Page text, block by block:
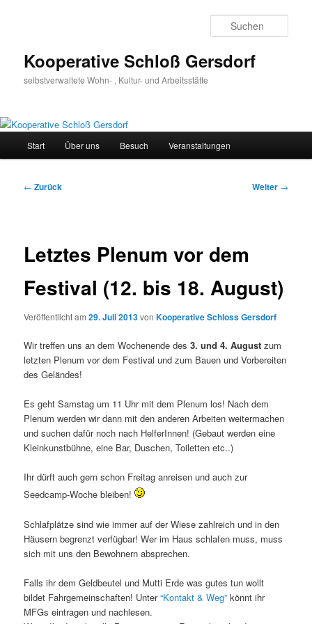
Kooperative Schloß Gersdorf
selbstverwaltete Wohn- , Kultur- und Arbeitsstätte
Start Über uns Besuch Veranstaltungen
Beitragsnavigation
← Zurück Weiter →
Letztes Plenum vor dem
Festival (12. bis 18. August)
Veröffentlicht am29. Juli 2013vonKooperative Schloss Gersdorf
Wir treffen uns an dem Wochenende des3. und 4. August zum
letzten Plenum vor dem Festival und zum Bauen und Vorbereiten
des Geländes!
Es geht Samstag um 11 Uhr mit dem Plenum los! Nach dem
Plenum werden wir dann mit den anderen Arbeiten weitermachen
und suchen dafür noch nach HelferInnen! (Gebaut werden eine
Kleinkunstbühne, eine Bar, Duschen, Toiletten etc..)
Ihr dürft auch gern schon Freitag anreisen und auch zur
Seedcamp-Woche bleiben!
Schlafplätze sind wie immer auf der Wiese zahlreich und in den
Häusern begrenzt verfügbar! Wer im Haus schlafen muss, muss
sich mit uns den Bewohnern absprechen.
​Falls ihr dem Geldbeutel und Mutti Erde was gutes tun wollt
bildet Fahrgemeinschaften! Unter“Kontakt & Weg” könnt ihr
MFGs eintragen und nachlesen.